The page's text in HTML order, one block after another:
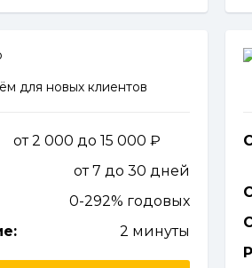
для новых клиентов
от 2 000 до 15 000
от 7 до 30 дней
0-292% годовых
2 минуты